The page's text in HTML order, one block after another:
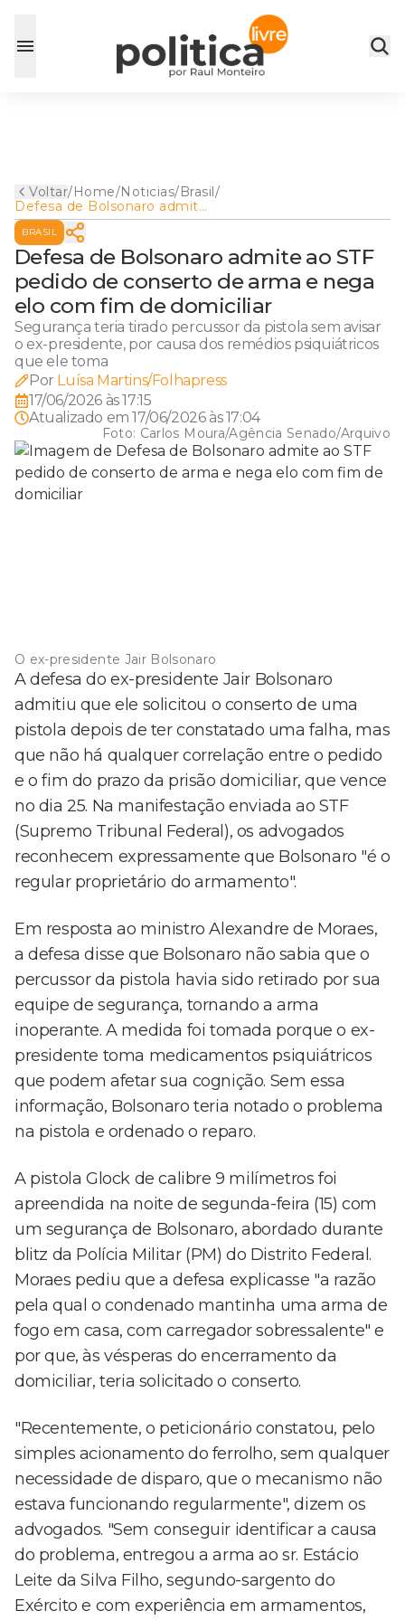
Voltar/Home/Noticias/Brasil/
Defesa de Bolsonaro admite
ao STF pedido de conserto
de arma e nega elo com fim
de domiciliar
BRASIL
Defesa de Bolsonaro admite ao STF
pedido de conserto de arma e nega
elo com fim de domiciliar
Segurança teria tirado percussor da pistola sem avisar
o ex-presidente, por causa dos remédios psiquiátricos
que ele toma
Por Luísa Martins/Folhapress
17/06/2026 às 17:15
Atualizado em17/06/2026 às 17:04
Foto: Carlos Moura/Agência Senado/Arquivo
O ex-presidente Jair Bolsonaro
A defesa do ex-presidente Jair Bolsonaro
admitiu que ele solicitou o conserto de uma
pistola depois de ter constatado uma falha, mas
que não há qualquer correlação entre o pedido
e o fim do prazo da prisão domiciliar, que vence
no dia 25. Na manifestação enviada ao STF
(Supremo Tribunal Federal), os advogados
reconhecem expressamente que Bolsonaro "é o
regular proprietário do armamento".
Em resposta ao ministro Alexandre de Moraes,
a defesa disse que Bolsonaro não sabia que o
percussor da pistola havia sido retirado por sua
equipe de segurança, tornando a arma
inoperante. A medida foi tomada porque o ex-
presidente toma medicamentos psiquiátricos
que podem afetar sua cognição. Sem essa
informação, Bolsonaro teria notado o problema
na pistola e ordenado o reparo.
A pistola Glock de calibre 9 milímetros foi
apreendida na noite de segunda-feira (15) com
um segurança de Bolsonaro, abordado durante
blitz da Polícia Militar (PM) do Distrito Federal.
Moraes pediu que a defesa explicasse "a razão
pela qual o condenado mantinha uma arma de
fogo em casa, com carregador sobressalente" e
por que, às vésperas do encerramento da
domiciliar, teria solicitado o conserto.
"Recentemente, o peticionário constatou, pelo
simples acionamento do ferrolho, sem qualquer
necessidade de disparo, que o mecanismo não
estava funcionando regularmente", dizem os
advogados. "Sem conseguir identificar a causa
do problema, entregou a arma ao sr. Estácio
Leite da Silva Filho, segundo-sargento do
Exército e com experiência em armamentos,